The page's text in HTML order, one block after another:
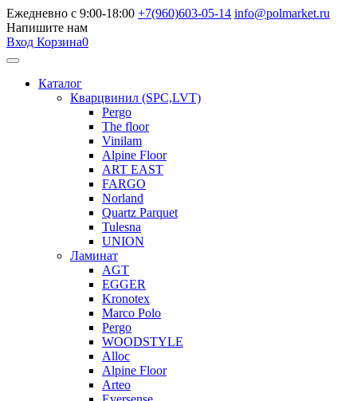
Ежедневно с 9:00-18:00 +7(960)603-05-14 info@polmarket.ru
Напишите нам
Вход Корзина0
Каталог
Кварцвинил (SPC,LVT)
Pergo
The floor
Vinilam
Alpine Floor
ART EAST
FARGO
Norland
Quartz Parquet
Tulesna
UNION
Ламинат
AGT
EGGER
Kronotex
Marco Polo
Pergo
WOODSTYLE
Alloc
Alpine Floor
Arteo